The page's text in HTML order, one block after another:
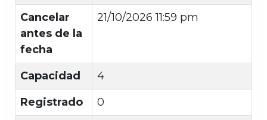
Cancelar
antes de la
fecha
21/10/2026 11:59 pm
Capacidad
4
Registrado
0